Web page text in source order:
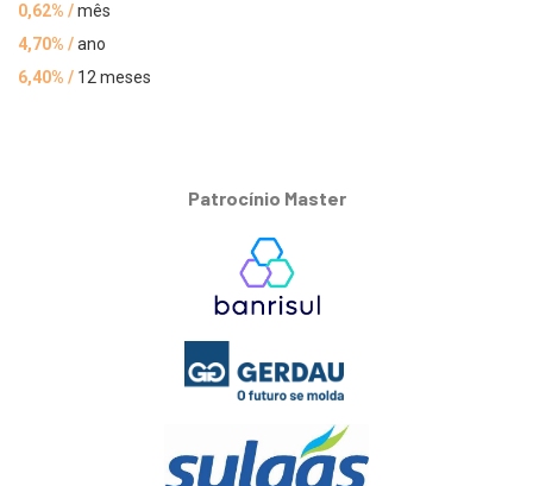
0,62% /mês
4,70% /ano
6,40% / 12 meses
Patrocínio Master